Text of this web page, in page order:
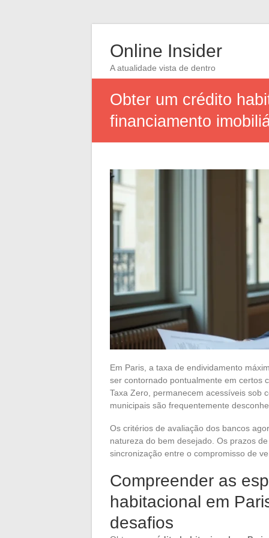
Online Insider
A atualidade vista de dentro
Obter um crédito
financiamento
Em Paris, a taxa de endividamento
ser contornado pontualmente em certos
Taxa Zero, permanecem acessíveis sob
municipais são frequentemente
Os critérios de avaliação dos bancos
natureza do bem desejado. Os prazos
sincronização entre o compromisso de
Compreender as
habitacional em
desafios